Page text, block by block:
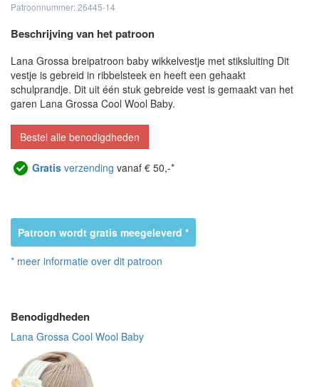
Patroonnummer: 26445-14
Beschrijving van het patroon
Lana Grossa breipatroon baby wikkelvestje met stiksluiting Dit
vestje is gebreid in ribbelsteek en heeft een gehaakt
schulprandje. Dit uit één stuk gebreide vest is gemaakt van het
garen Lana Grossa Cool Wool Baby.
Bestel alle benodigdheden
Gratis verzending vanaf € 50,-*
Patroon wordt gratis meegeleverd *
* meer informatie over dit patroon
Benodigdheden
Lana Grossa Cool Wool Baby